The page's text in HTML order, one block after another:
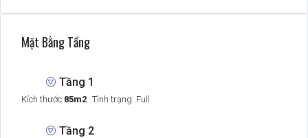
Mặt Bằng Tầng
Tầng 1
Kích thước:85m2 Tình trạng: Full
Tầng 2